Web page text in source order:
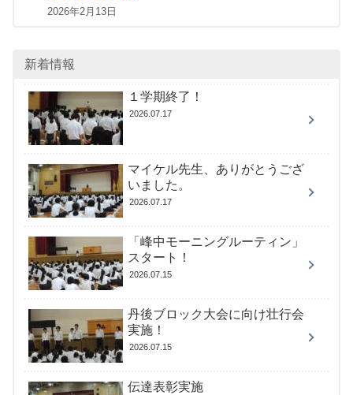
2026年2月13日
新着情報
１学期終了！
2026.07.17
マイケル先生、ありがとうござ
いました。
2026.07.17
「峰中モーニングルーティン」
スタート！
2026.07.15
丹後ブロック大会に向け壮行会
実施！
2026.07.15
伝達表彰実施